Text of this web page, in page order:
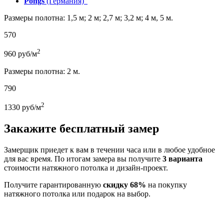
Размеры полотна: 1,5 м; 2 м; 2,7 м; 3,2 м; 4 м, 5 м.
570
960 руб/м2
Размеры полотна: 2 м.
790
1330 руб/м2
Закажите бесплатный замер
Замерщик приедет к вам в течении часа или в любое удобное
для вас время. По итогам замера вы получите 3 варианта
стоимости натяжного потолка и дизайн-проект.
Получите гарантированную скидку 68% на покупку
натяжного потолка или подарок на выбор.